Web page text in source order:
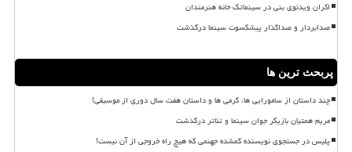
اکران ویدئوی بنی در سینماتک خانه هنرمندان
صدابردار و صداگذار پیشکسوت سینما درگذشت
پربحث ترین ها
چند داستان از سامورایی ها، گرمی ها و داستان هفت سال دوری از موسیقی!
مریم همتیان بازیگر جوان سینما و تئاتر درگذشت
پلیس در جستجوی نویسنده گمشده جهنمی که هیچ راه خروجی از آن نیست!